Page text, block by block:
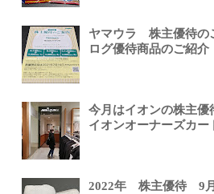
ヤマウラ 株主優待の
ログ優待商品のご紹介
今月はイオンの株主
イオンオーナーズカー
2022年 株主優待 9